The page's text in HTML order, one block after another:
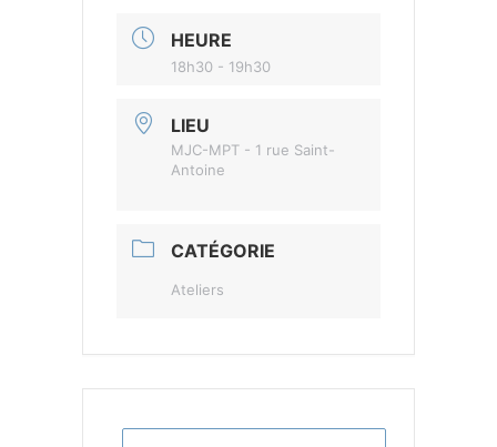
HEURE
18h30 - 19h30
LIEU
MJC-MPT - 1 rue Saint-
Antoine
CATÉGORIE
Ateliers